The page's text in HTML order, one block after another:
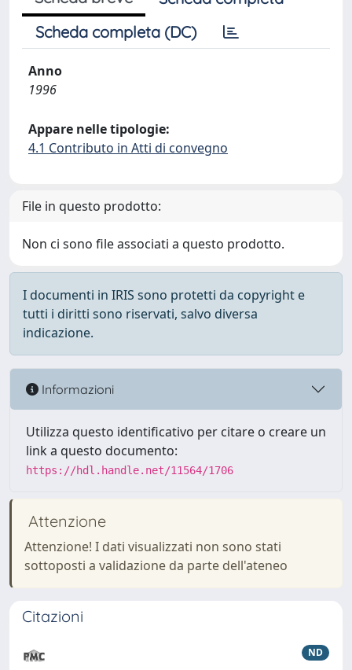
Scheda completa (DC)
Anno
1996
Appare nelle tipologie:
4.1 Contributo in Atti di convegno
File in questo prodotto:
Non ci sono file associati a questo prodotto.
I documenti in IRIS sono protetti da copyright e
tutti i diritti sono riservati, salvo diversa
indicazione.
Informazioni
Utilizza questo identificativo per citare o creare un
link a questo documento:
https://hdl.handle.net/11564/1706
Attenzione
Attenzione! I dati visualizzati non sono stati
sottoposti a validazione da parte dell'ateneo
Citazioni
ND